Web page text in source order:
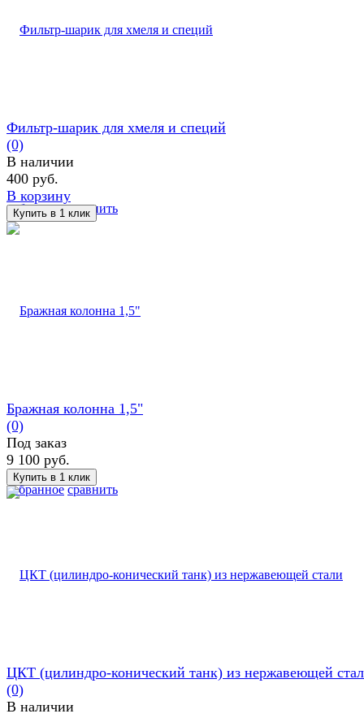
избранное сравнить
Фильтр-шарик для хмеля и специй
(0)
В наличии
400 руб.
В корзину
избранное сравнить
Бражная колонна 1,5"
(0)
Под заказ
9 100 руб.
ЦКТ (цилиндро-конический танк) из нержавеющей
(0)
В наличии